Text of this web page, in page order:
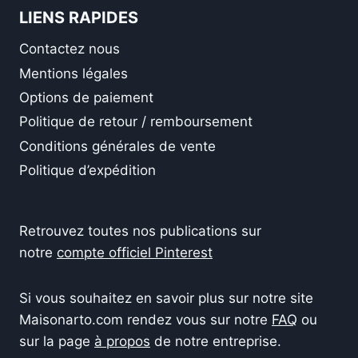
LIENS RAPIDES
Contactez nous
Mentions légales
Options de paiement
Politique de retour / remboursement
Conditions générales de vente
Politique d’expédition
Retrouvez toutes nos publications sur
notre compte officiel Pinterest
Si vous souhaitez en savoir plus sur notre site
Maisonarto.com rendez vous sur notre FAQ ou
sur la page à propos de notre entreprise.